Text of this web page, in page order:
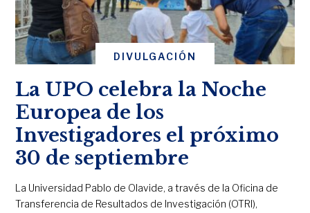
DIVULGACIÓN
La UPO celebra la Noche
Europea de los
Investigadores el próximo
30 de septiembre
La Universidad Pablo de Olavide, a través de la Oficina de
Transferencia de Resultados de Investigación (OTRI),